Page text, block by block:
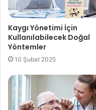
Kaygı Yönetimi İçin
Kullanılabilecek Doğal
Yöntemler
10 Şubat 2025